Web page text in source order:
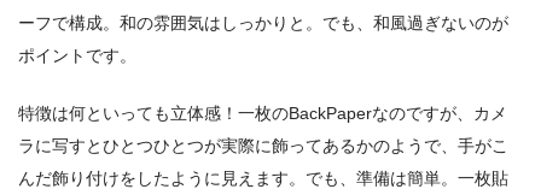
ーフで構成。和の雰囲気はしっかりと。でも、和風過ぎないのが
ポイントです。
特徴は何といっても立体感！一枚のBackPaperなのですが、カメ
ラに写すとひとつひとつが実際に飾ってあるかのようで、手がこ
んだ飾り付けをしたように見えます。でも、準備は簡単。一枚貼